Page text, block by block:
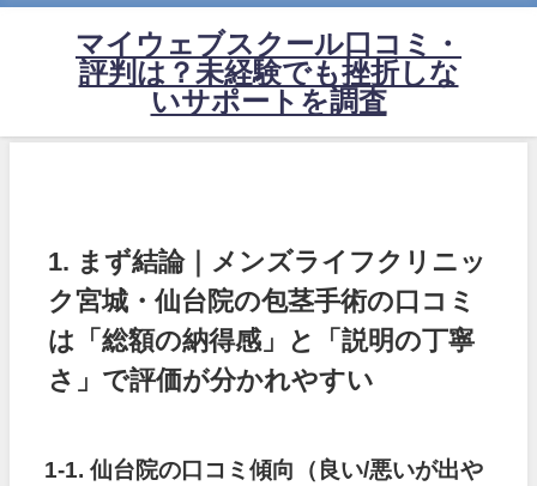
マイウェブスクール口コミ・
評判は？未経験でも挫折しな
いサポートを調査
1. まず結論｜メンズライフクリニッ
ク宮城・仙台院の包茎手術の口コミ
は「総額の納得感」と「説明の丁寧
さ」で評価が分かれやすい
1-1. 仙台院の口コミ傾向（良い/悪いが出や